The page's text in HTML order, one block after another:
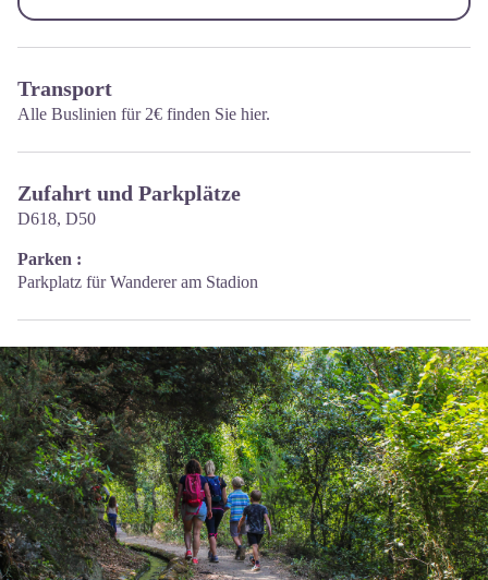
Transport
Alle Buslinien für 2€ finden Sie hier.
Zufahrt und Parkplätze
D618, D50
Parken :
Parkplatz für Wanderer am Stadion